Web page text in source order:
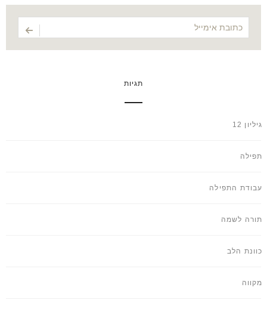
תגיות
גיליון 12
תפילה
עבודת התפילה
תורה לשמה
כוונת הלב
מקווה